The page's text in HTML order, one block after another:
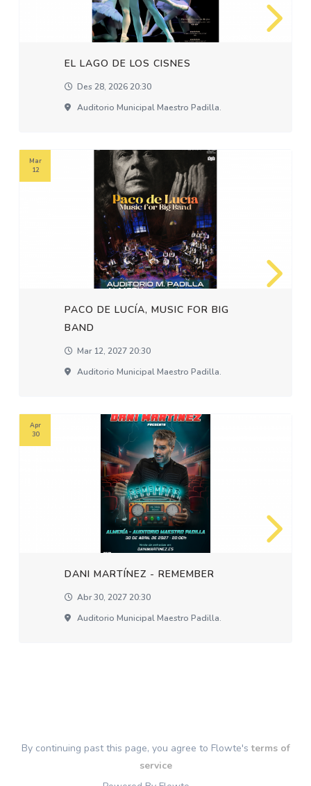
EL LAGO DE LOS CISNES
Des 28, 2026 20:30
Auditorio Municipal Maestro Padilla.
PACO DE LUCÍA, MUSIC FOR BIG
BAND
Mar 12, 2027 20:30
Auditorio Municipal Maestro Padilla.
Mar
12
DANI MARTÍNEZ - REMEMBER
Abr 30, 2027 20:30
Auditorio Municipal Maestro Padilla.
Apr
30
By continuing past this page, you agree to Flowte'sterms of
service